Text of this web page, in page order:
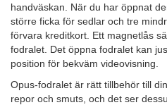
handväskan. När du har öppnat
större ficka för sedlar och tre
förvara kreditkort. Ett magnetlås
fodralet. Det öppna fodralet kan
position för bekväm videovisning.
Opus-fodralet är rätt tillbehör till
repor och smuts, och det ser